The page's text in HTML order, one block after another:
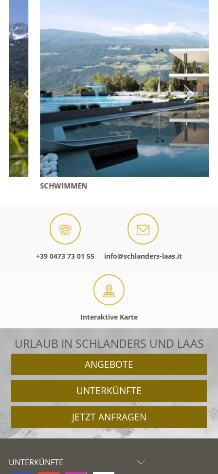
SCHWIMMEN
+39 0473 73 01 55 info@schlanders-laas.it
Interaktive Karte
URLAUB IN SCHLANDERS UND LAAS
ANGEBOTE
UNTERKÜNFTE
JETZT ANFRAGEN
UNTERKÜNFTE